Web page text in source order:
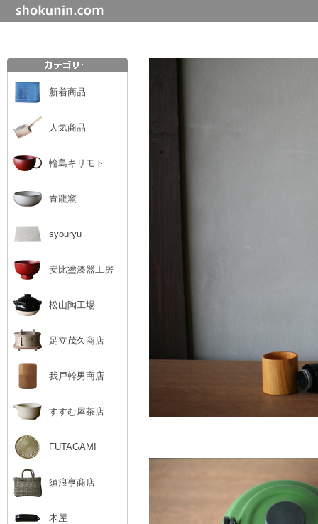
新着商品
人気商品
輪島キリモト
青龍窯
syouryu
安比塗漆器工房
松山陶工場
足立茂久商店
我戸幹男商店
すすむ屋茶店
FUTAGAMI
須浪亨商店
木屋